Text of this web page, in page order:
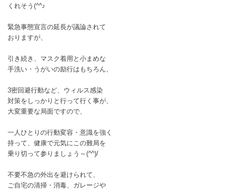
くれそう(^^♪
緊急事態宣言の延長が議論されて
おりますが、
引き続き、マスク着用と小まめな
手洗い・うがいの励行はもちろん、
3密回避行動など、ウィルス感染
対策をしっかりと行って行く事が、
大変重要な局面ですので、
一人ひとりの行動変容・意識を強く
持って、健康で元気にこの難局を
乗り切って参りましょう～(^^)/
不要不急の外出を避けられて、
ご自宅の清掃・消毒、ガレージや